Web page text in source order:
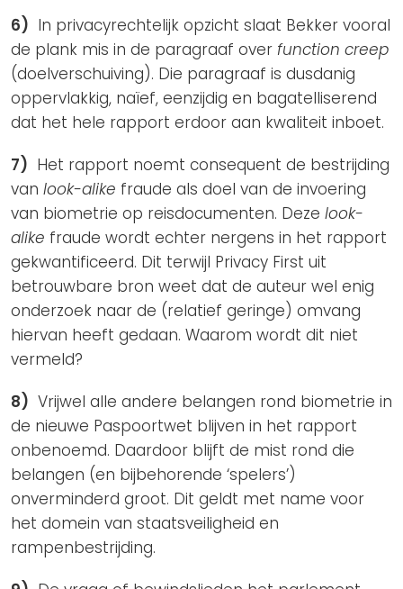
6) In privacyrechtelijk opzicht slaat Bekker vooral
de plank mis in de paragraaf over function creep
(doelverschuiving). Die paragraaf is dusdanig
oppervlakkig, naïef, eenzijdig en bagatelliserend
dat het hele rapport erdoor aan kwaliteit inboet.
7) Het rapport noemt consequent de bestrijding
van look-alike fraude als doel van de invoering
van biometrie op reisdocumenten. Deze look-
alike fraude wordt echter nergens in het rapport
gekwantificeerd. Dit terwijl Privacy First uit
betrouwbare bron weet dat de auteur wel enig
onderzoek naar de (relatief geringe) omvang
hiervan heeft gedaan. Waarom wordt dit niet
vermeld?
8) Vrijwel alle andere belangen rond biometrie in
de nieuwe Paspoortwet blijven in het rapport
onbenoemd. Daardoor blijft de mist rond die
belangen (en bijbehorende ‘spelers’)
onverminderd groot. Dit geldt met name voor
het domein van staatsveiligheid en
rampenbestrijding.